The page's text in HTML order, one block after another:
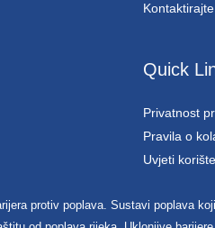
Quick
Privatnost
Pravila o
Uvjeti
protiv poplava. Sustavi poplava